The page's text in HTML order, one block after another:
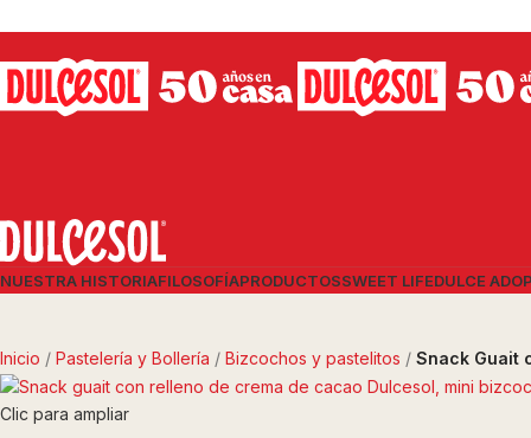
NUESTRA HISTORIAFILOSOFÍAPRODUCTOSSWEET LIFEDULCE
Inicio Pastelería y Bollería Bizcochos y pastelitos Snack Guait
Clic para ampliar